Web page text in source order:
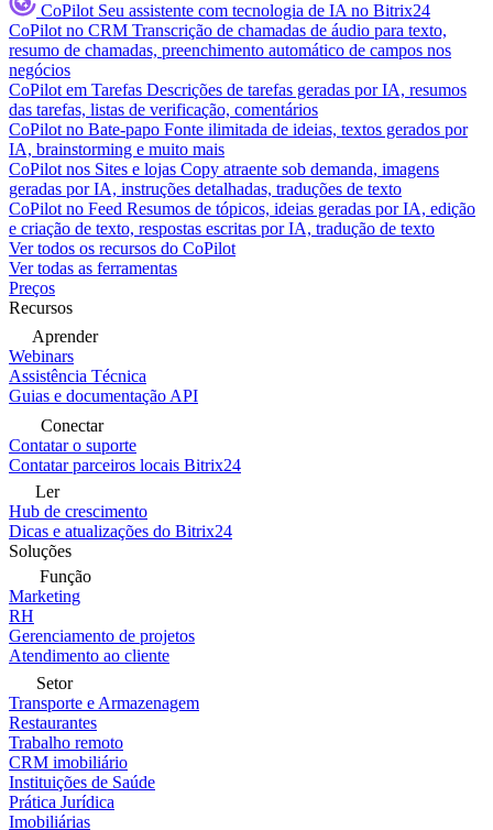
CoPilot Seu assistente com tecnologia de IA no Bitrix24
CoPilot no CRM Transcrição de chamadas de áudio para texto,
resumo de chamadas, preenchimento automático de campos nos
negócios
CoPilot em Tarefas Descrições de tarefas geradas por IA, resumos
das tarefas, listas de verificação, comentários
CoPilot no Bate-papo Fonte ilimitada de ideias, textos gerados por
IA, brainstorming e muito mais
CoPilot nos Sites e lojas Copy atraente sob demanda, imagens
geradas por IA, instruções detalhadas, traduções de texto
CoPilot no Feed Resumos de tópicos, ideias geradas por IA, edição
e criação de texto, respostas escritas por IA, tradução de texto
Ver todos os recursos do CoPilot
Ver todas as ferramentas
Preços
Recursos
Aprender
Webinars
Assistência Técnica
Guias e documentação API
Conectar
Contatar o suporte
Contatar parceiros locais Bitrix24
Ler
Hub de crescimento
Dicas e atualizações do Bitrix24
Soluções
Função
Marketing
RH
Gerenciamento de projetos
Atendimento ao cliente
Setor
Transporte e Armazenagem
Restaurantes
Trabalho remoto
CRM imobiliário
Instituições de Saúde
Prática Jurídica
Imobiliárias